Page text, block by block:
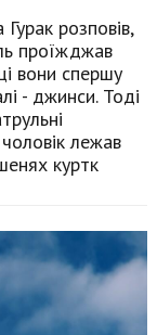
розповів,
проїжджав
вони спершу
- джинси. Тоді
лежав
куртк